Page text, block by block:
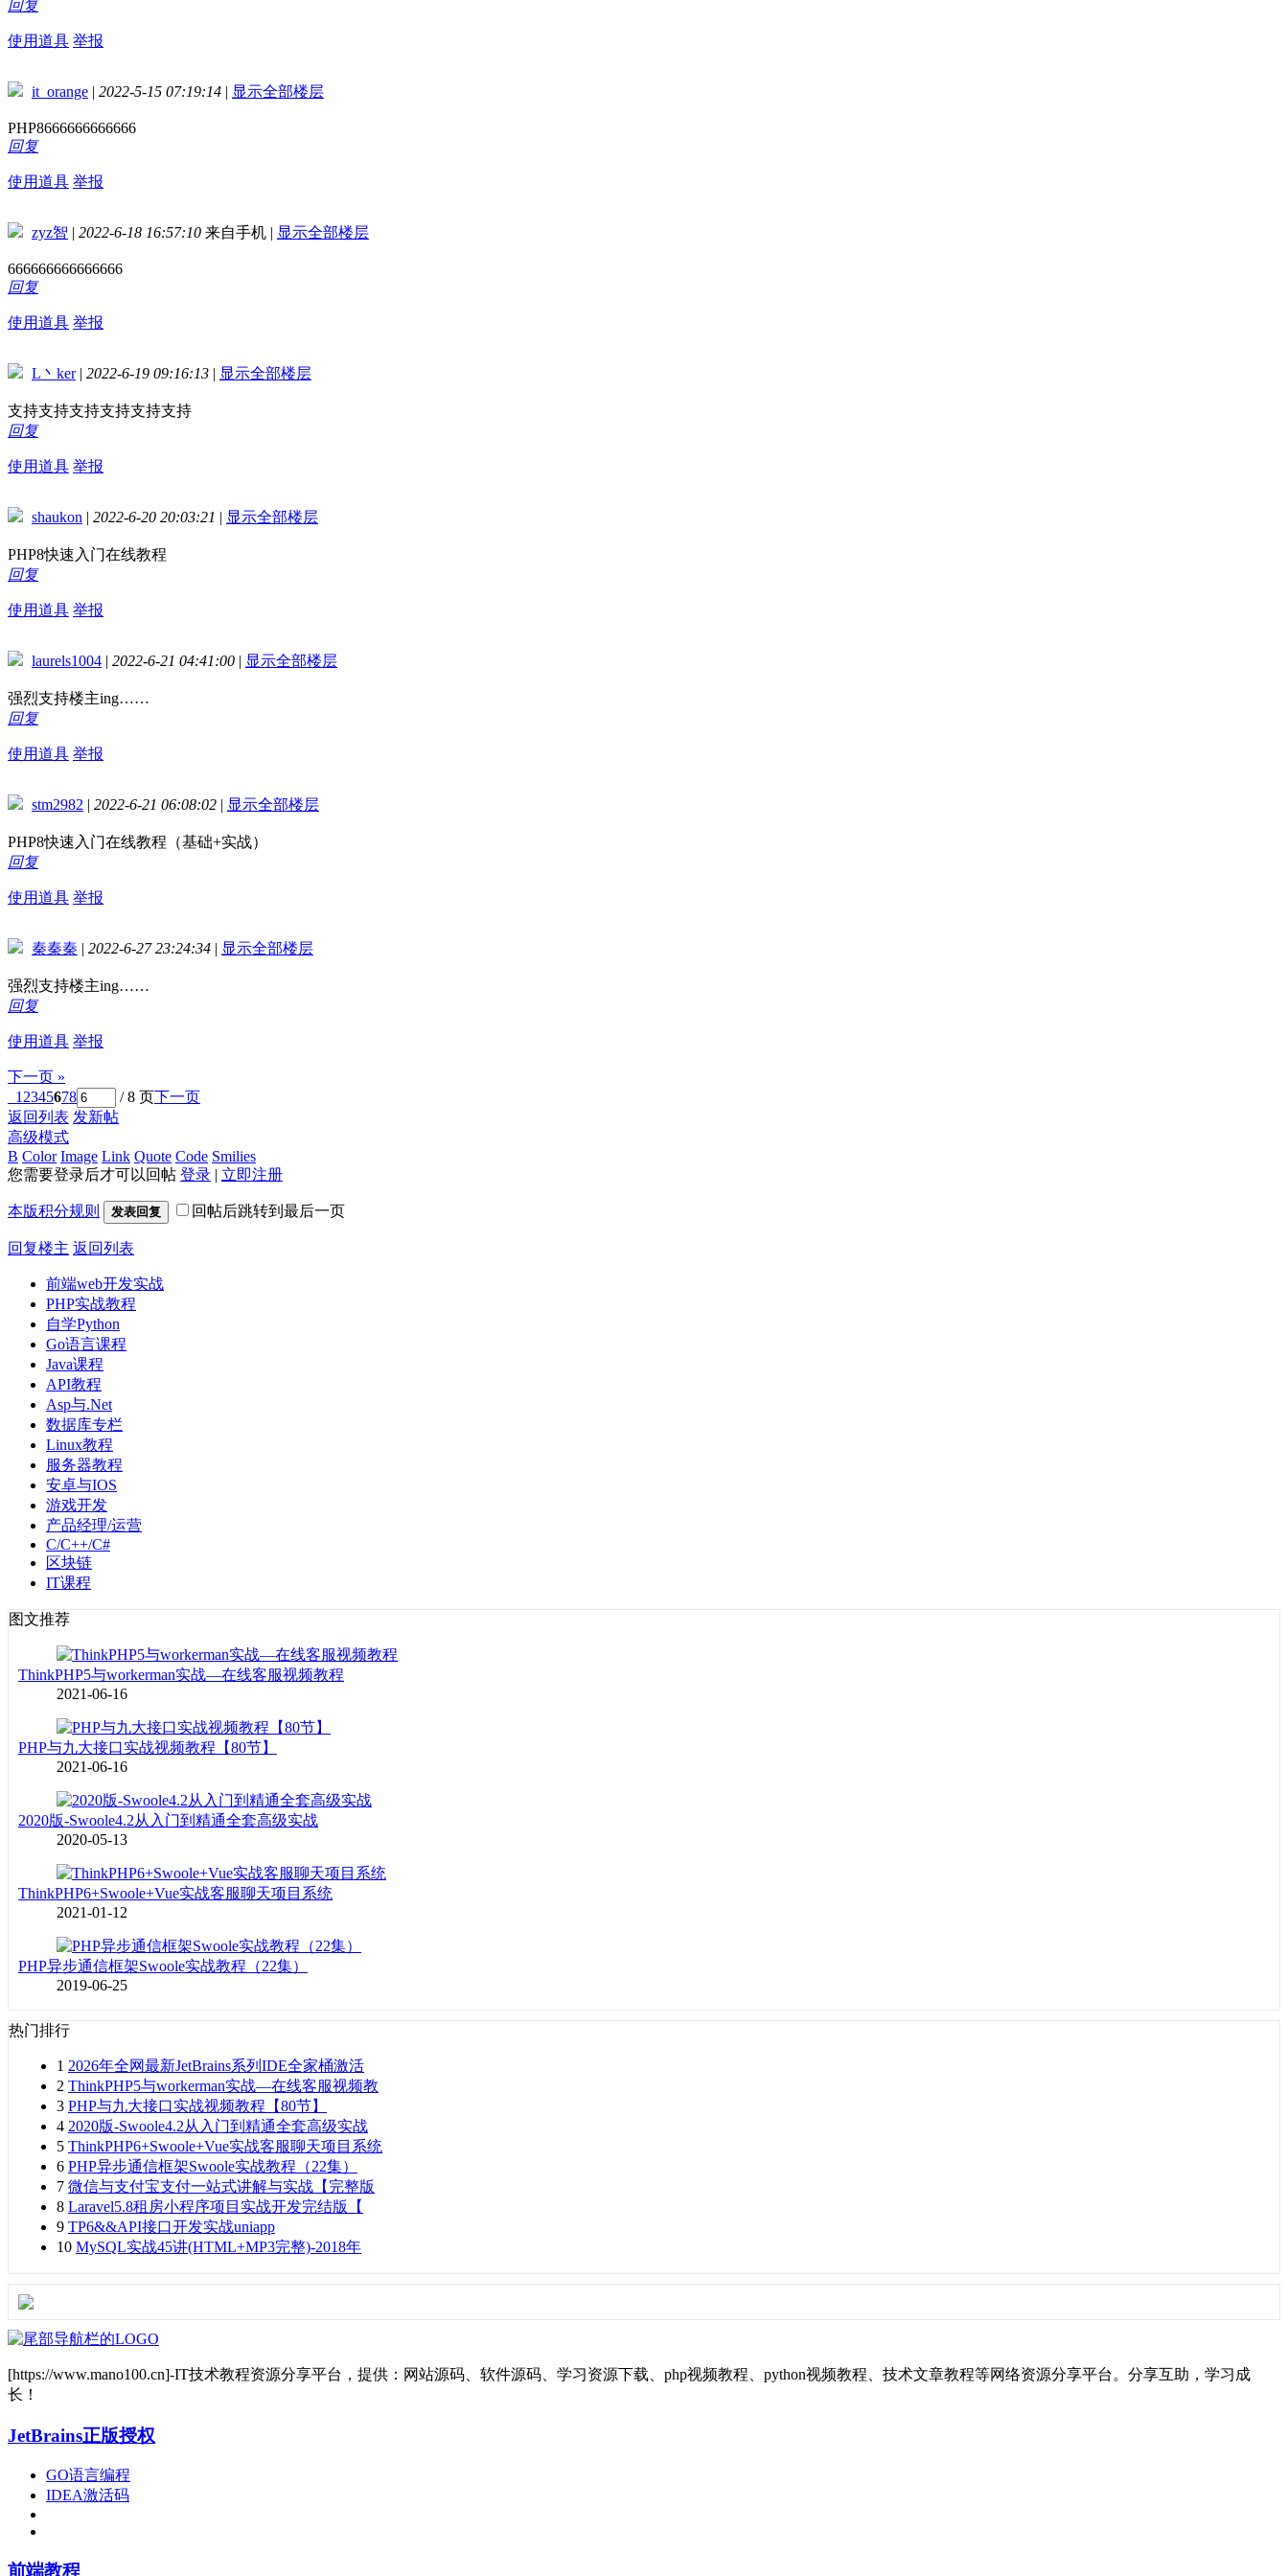
回复
使用道具 举报
it_orange | 2022-5-15 07:19:14 | 显示全部楼层
PHP8666666666666
回复
使用道具 举报
zyz智 | 2022-6-18 16:57:10 来自手机 | 显示全部楼层
666666666666666
回复
使用道具 举报
L丶ker | 2022-6-19 09:16:13 | 显示全部楼层
支持支持支持支持支持支持
回复
使用道具 举报
shaukon | 2022-6-20 20:03:21 | 显示全部楼层
PHP8快速入门在线教程
回复
使用道具 举报
laurels1004 | 2022-6-21 04:41:00 | 显示全部楼层
强烈支持楼主ing……
回复
使用道具 举报
stm2982 | 2022-6-21 06:08:02 | 显示全部楼层
PHP8快速入门在线教程（基础+实战）
回复
使用道具 举报
秦秦秦 | 2022-6-27 23:24:34 | 显示全部楼层
强烈支持楼主ing……
回复
使用道具 举报
下一页 »
1 2345678 / 8 页下一页
返回列表 发新帖
高级模式
B Color Image Link Quote Code Smilies
您需要登录后才可以回帖 登录 | 立即注册
本版积分规则 发表回复 回帖后跳转到最后一页
回复楼主 返回列表
前端web开发实战
PHP实战教程
自学Python
Go语言课程
Java课程
API教程
Asp与.Net
数据库专栏
Linux教程
服务器教程
安卓与IOS
游戏开发
产品经理/运营
C/C++/C#
区块链
IT课程
图文推荐
ThinkPHP5与workerman实战—在线客服视频教程
2021-06-16
PHP与九大接口实战视频教程【80节】
2021-06-16
2020版-Swoole4.2从入门到精通全套高级实战
2020-05-13
ThinkPHP6+Swoole+Vue实战客服聊天项目系统
2021-01-12
PHP异步通信框架Swoole实战教程（22集）
2019-06-25
热门排行
1 2026年全网最新JetBrains系列IDE全家桶激活
2 ThinkPHP5与workerman实战—在线客服视频教
3 PHP与九大接口实战视频教程【80节】
4 2020版-Swoole4.2从入门到精通全套高级实战
5 ThinkPHP6+Swoole+Vue实战客服聊天项目系统
6 PHP异步通信框架Swoole实战教程（22集）
7 微信与支付宝支付一站式讲解与实战【完整版
8 Laravel5.8租房小程序项目实战开发完结版【
9 TP6&&API接口开发实战uniapp
10 MySQL实战45讲(HTML+MP3完整)-2018年
[https://www.mano100.cn]-IT技术教程资源分享平台，提供：网站源码、软件源码、学习资源下载、php视频教程、python视频教程、技术文章教程等网络资源分享平台。分享互助，学习成
长！
JetBrains正版授权
GO语言编程
IDEA激活码
前端教程